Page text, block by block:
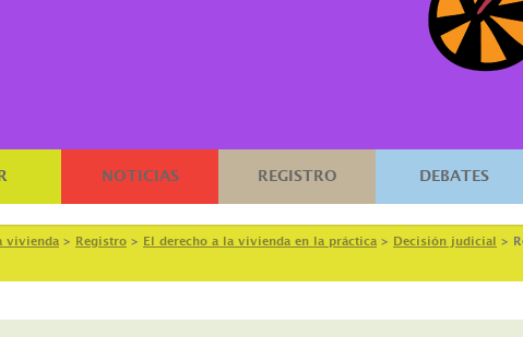
NOTICIAS REGISTRO DEBATES
vivienda > Registro > El derecho a la vivienda en la práctica > Decisión judicial >